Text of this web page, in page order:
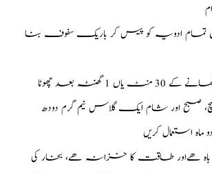
تمام ادویہ کو پیس کر باریک سفوف بنا
مقدار خوراک : کھانے کے 30 منٹ یاں 1 گھنٹہ بعد چھوٹا
صبح اور شام ایک گلاس نیم گرم دودھ
استعمال کریں
باہ ھےاور طاقت کا خزانہ ھے، بخار کی